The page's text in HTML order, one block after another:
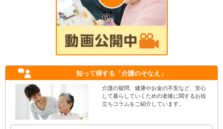
知って得する 「介護のそなえ」
介護の疑問、健康やお金の不安など、安心
して暮らしていくための老後に関するお役
立ちコラムをご紹介しています。